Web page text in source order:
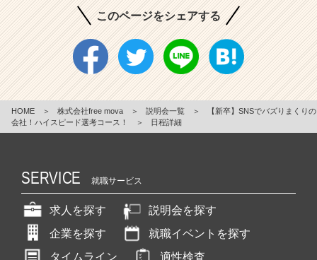
このページをシェアする
HOME ＞ 株式会社free mova ＞ 説明会一覧 ＞
【新卒】SNSでバズりまくりの
会社！ハイスピード選考コース！
＞ 日程詳細
SERVICE 就職サービス
求人を探す
説明会を探す
企業を探す
就職イベントを探す
タイムライン
適性検査